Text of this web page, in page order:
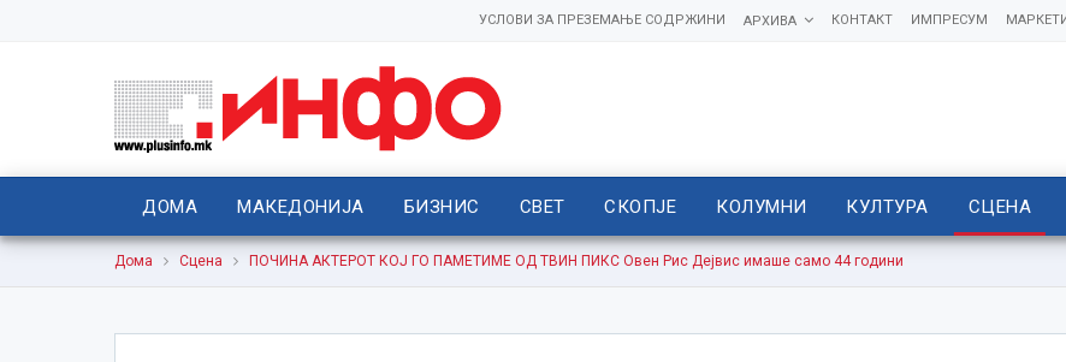
ИМПРЕСУМ
КОНТАКТ
АРХИВА
УСЛОВИ ЗА ПРЕЗЕМАЊЕ СОДРЖИНИ
ДОМА МАКЕДОНИЈА БИЗНИС СВЕТ СКОПЈЕ КОЛУМНИ КУЛТУРА СЦЕНА
Дома Сцена ПОЧИНА АКТЕРОТ КОЈ ГО ПАМЕТИМЕ ОД ТВИН ПИКС Овен Рис Дејвис имаше само 44 години